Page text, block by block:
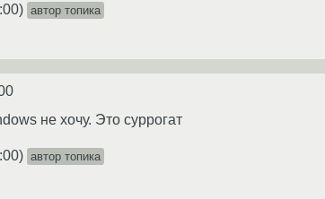
) автор топика
не хочу. Это суррогат
) автор топика